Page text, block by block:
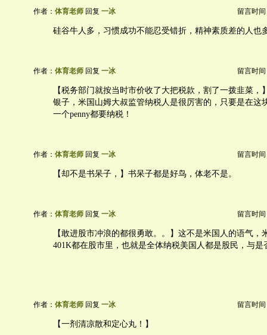
作者： 体育老师 回复 一冰 留言时间
硅谷牛人多，习惯成功不能忍受错折，精神素质差的人也
作者： 体育老师 回复 一冰 留言时间
【税务部门就按当时市价收了大把税款，割了一拨韭菜，
银子，米国山姆大叔监管纳税人是很厉害的，只要是在这
一个penny都要纳税！
作者： 体育老师 回复 一冰 留言时间
【却不是书呆子，】书呆子都是好鸟，体老不是。
作者： 体育老师 回复 一冰 留言时间
【敢进股市冲浪的都很勇敢。。】这不是米国人的语气，
401K都在股市里，也就是全体纳税美国人都是股民，与是
作者： 体育老师 回复 一冰 留言时间
【一剂清凉散和定心丸！】